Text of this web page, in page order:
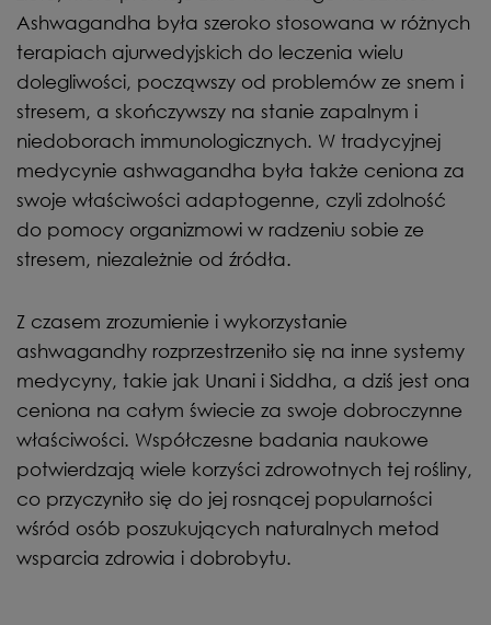
Ashwagandha była szeroko stosowana w różnych
terapiach ajurwedyjskich do leczenia wielu
dolegliwości, począwszy od problemów ze snem i
stresem, a skończywszy na stanie zapalnym i
niedoborach immunologicznych. W tradycyjnej
medycynie ashwagandha była także ceniona za
swoje właściwości adaptogenne, czyli zdolność
do pomocy organizmowi w radzeniu sobie ze
stresem, niezależnie od źródła.
Z czasem zrozumienie i wykorzystanie
ashwagandhy rozprzestrzeniło się na inne systemy
medycyny, takie jak Unani i Siddha, a dziś jest ona
ceniona na całym świecie za swoje dobroczynne
właściwości. Współczesne badania naukowe
potwierdzają wiele korzyści zdrowotnych tej rośliny,
co przyczyniło się do jej rosnącej popularności
wśród osób poszukujących naturalnych metod
wsparcia zdrowia i dobrobytu.